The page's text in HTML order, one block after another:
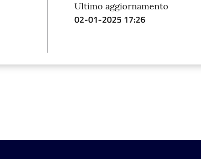
Ultimo aggiornamento
02-01-2025 17:26